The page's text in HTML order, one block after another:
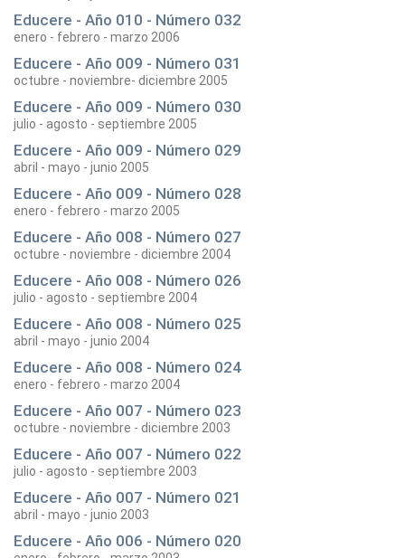
Educere - Año 010 - Número 032
enero - febrero - marzo 2006
Educere - Año 009 - Número 031
octubre - noviembre- diciembre 2005
Educere - Año 009 - Número 030
julio - agosto - septiembre 2005
Educere - Año 009 - Número 029
abril - mayo - junio 2005
Educere - Año 009 - Número 028
enero - febrero - marzo 2005
Educere - Año 008 - Número 027
octubre - noviembre - diciembre 2004
Educere - Año 008 - Número 026
julio - agosto - septiembre 2004
Educere - Año 008 - Número 025
abril - mayo - junio 2004
Educere - Año 008 - Número 024
enero - febrero - marzo 2004
Educere - Año 007 - Número 023
octubre - noviembre - diciembre 2003
Educere - Año 007 - Número 022
julio - agosto - septiembre 2003
Educere - Año 007 - Número 021
abril - mayo - junio 2003
Educere - Año 006 - Número 020